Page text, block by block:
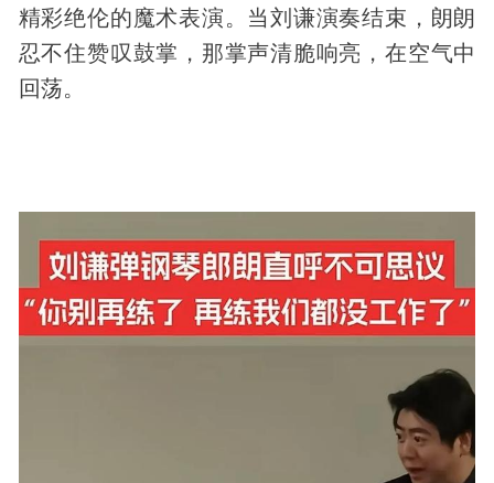
精彩绝伦的魔术表演。当刘谦演奏结束，朗朗
忍不住赞叹鼓掌，那掌声清脆响亮，在空气中
回荡。